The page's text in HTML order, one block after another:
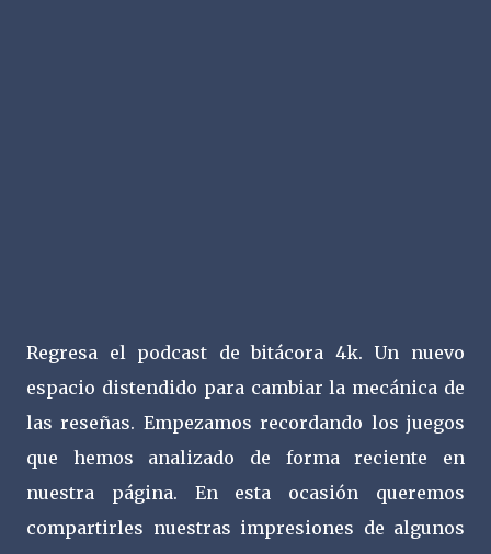
Regresa el podcast de bitácora 4k. Un nuevo
espacio distendido para cambiar la mecánica de
las reseñas. Empezamos recordando los juegos
que hemos analizado de forma reciente en
nuestra página. En esta ocasión queremos
compartirles nuestras impresiones de algunos